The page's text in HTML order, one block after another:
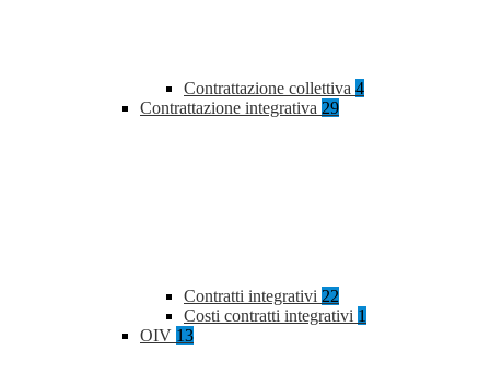
Contrattazione collettiva 4
Contrattazione integrativa 29
Contratti integrativi 22
Costi contratti integrativi 1
OIV 13